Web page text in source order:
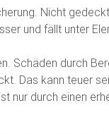
Nicht
und fällt unter
Schäden durch
Das kann teuer
nur durch einen